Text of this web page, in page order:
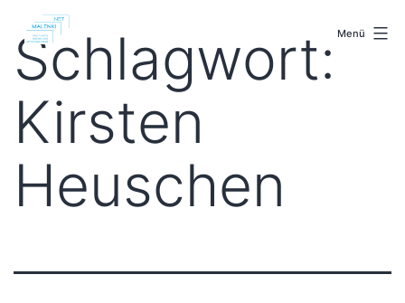
Inhalt
springen
Menü
Schlagwort:
Kirsten
Heuschen